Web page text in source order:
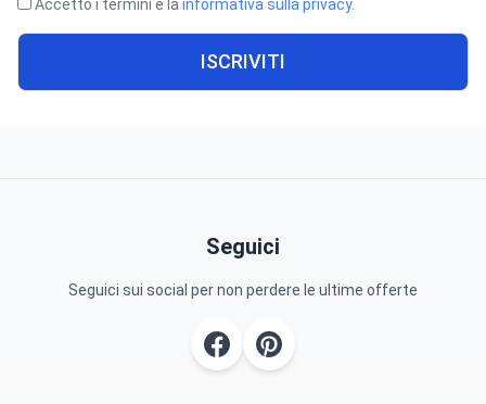
Accetto i termini e la informativa sulla privacy.
ISCRIVITI
Seguici
Seguici sui social per non perdere le ultime offerte